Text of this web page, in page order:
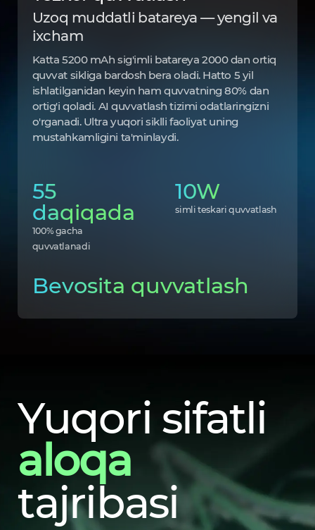
Uzoq muddatli batareya — yengil va
ixcham
Katta 5200 mAh sig'imli batareya 2000 dan ortiq
quvvat sikliga bardosh bera oladi. Hatto 5 yil
ishlatilganidan keyin ham quvvatning 80% dan
ortig'i qoladi. AI quvvatlash tizimi odatlaringizni
o'rganadi. Ultra yuqori siklli faoliyat uning
mustahkamligini ta'minlaydi.
55
daqiqada
100% gacha
quvvatlanadi
10W
simli teskari quvvatlash
Bevosita quvvatlash
Yuqori sifatli
aloqa
tajribasi